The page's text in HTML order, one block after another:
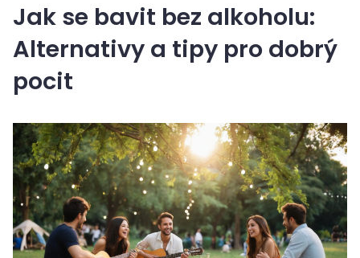
Jak se bavit bez alkoholu:
Alternativy a tipy pro dobrý
pocit